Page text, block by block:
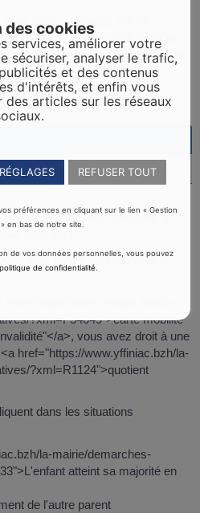
vous interrogez sur sa
rattachement à votre foyer ou
son âge et sa situation de famille
de famille).
handicapé, est considéré à
enfant, chaque enfant
?xml=F34049">carte mobilité
a>, vous avez droit à une
href="https://www.yffiniac.bzh/la-
?xml=R1124">quotient
dans les situations
la-mairie/demarches-
atteint sa majorité en
de l'autre parent
des cookies
services, améliorer votre
sécuriser, analyser le trafic,
et des contenus
d'intérêts, et enfin vous
articles sur les réseaux
RÉGLAGES REFUSER TOUT
préférences en cliquant sur le lien « Gestion
en bas de notre site.
de vos données personnelles, vous pouvez
de confidentialité